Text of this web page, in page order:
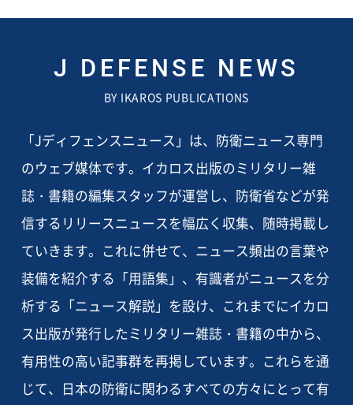
J DEFENSE NEWS
BY IKAROS PUBLICATIONS
「Jディフェンスニュース」は、防衛ニュース専門
のウェブ媒体です。イカロス出版のミリタリー雑
誌・書籍の編集スタッフが運営し、防衛省などが発
信するリリースニュースを幅広く収集、随時掲載し
ていきます。これに併せて、ニュース頻出の言葉や
装備を紹介する「用語集」、有識者がニュースを分
析する「ニュース解説」を設け、これまでにイカロ
ス出版が発行したミリタリー雑誌・書籍の中から、
有用性の高い記事群を再掲しています。これらを通
じて、日本の防衛に関わるすべての方々にとって有